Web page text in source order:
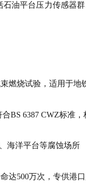
油平台压力传感器
燃烧试验，适用于地
BS 6387 CWZ标准
海洋平台等腐蚀场所
达500万次，专供港